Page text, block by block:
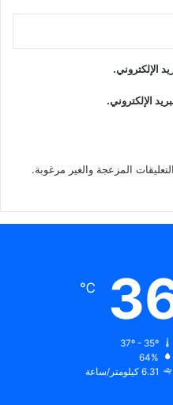
الإلكتروني.
الإلكتروني.
℃
64%
6.31 كيلومتر/ساعة